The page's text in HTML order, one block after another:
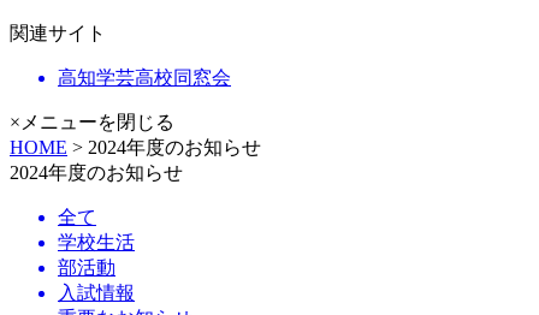
関連サイト
高知学芸高校同窓会
×メニューを閉じる
HOME > 2024年度のお知らせ
2024年度のお知らせ
全て
学校生活
部活動
入試情報